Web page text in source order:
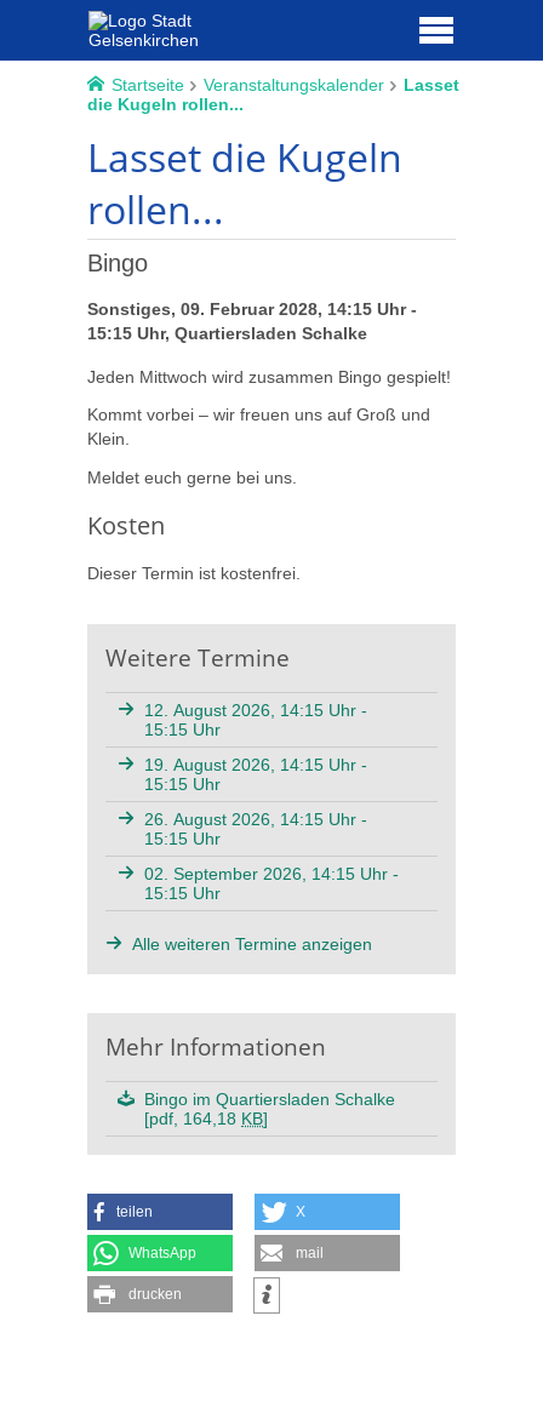
Startseite Veranstaltungskalender
Lasset
die Kugeln rollen...
Lasset die Kugeln
rollen...
Bingo
Sonstiges, 09. Februar 2028, 14:15 Uhr -
15:15 Uhr, Quartiersladen Schalke
Jeden Mittwoch wird zusammen Bingo gespielt!
Kommt vorbei – wir freuen uns auf Groß und
Klein.
Meldet euch gerne bei uns.
Kosten
Dieser Termin ist kostenfrei.
Weitere Termine
12. August 2026, 14:15 Uhr -
15:15 Uhr
19. August 2026, 14:15 Uhr -
15:15 Uhr
26. August 2026, 14:15 Uhr -
15:15 Uhr
02. September 2026, 14:15 Uhr -
15:15 Uhr
Alle weiteren Termine anzeigen
Mehr Informationen
Bingo im Quartiersladen Schalke
[pdf, 164,18 KB]
teilen X
WhatsApp mail
drucken